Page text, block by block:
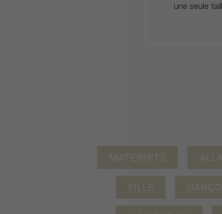
une seule
MATERNITÉ
FILLE